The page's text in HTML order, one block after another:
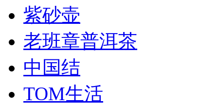
紫砂壶
老班章普洱茶
中国结
TOM生活